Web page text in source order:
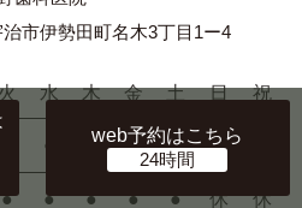
web予約はこちら
市伊勢田町名木3丁目1ー4
水 木 金 土 日 祝
● ● ● ※ 休
● ● ● ● ● 休 休